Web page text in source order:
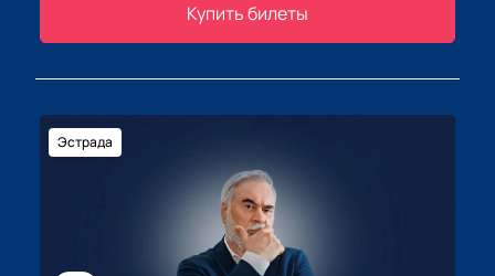
Купить билеты
Эстрада